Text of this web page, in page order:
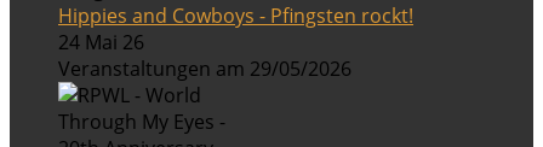
Hippies and Cowboys - Pfingsten rockt!
24 Mai 26
Veranstaltungen am 29/05/2026